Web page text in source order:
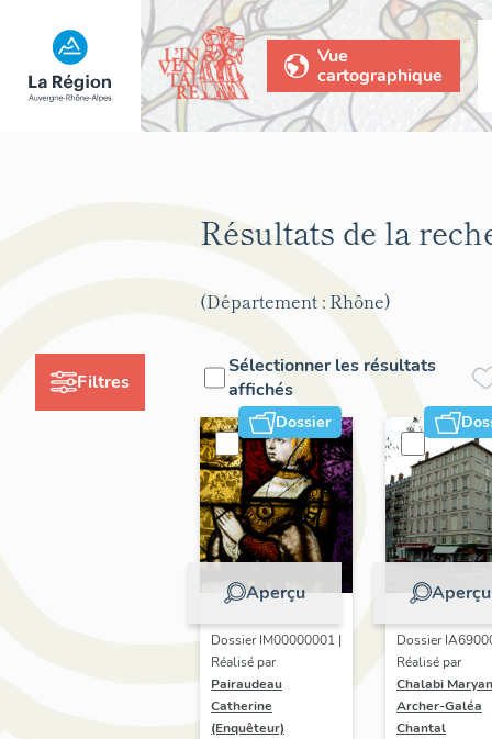
Vue
cartographique
Filtres
Résultats de la
(Département : Rhône)
Sélectionner les résultats
affichés
Dossier
Aperçu
Dossier IM00000001 |
Réalisé par
Pairaudeau
Catherine
(Enquêteur)
Aperçu
Dossier
Réalisé par
Chalabi
Archer-Galéa
Chantal